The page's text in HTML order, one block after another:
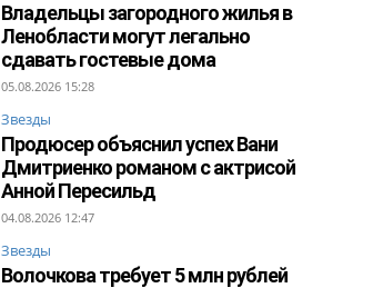
Владельцы загородного жилья в
Ленобласти могут легально
сдавать гостевые дома
05.08.2026 15:28
Звезды
Продюсер объяснил успех Вани
Дмитриенко романом с актрисой
Анной Пересильд
04.08.2026 12:47
Звезды
Волочкова требует 5 млн рублей